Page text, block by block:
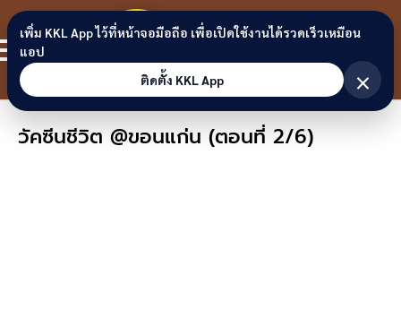
Skip to content
ขอนแก่น
ลิงก์
วัคซีนชีวิต @ขอนแก่น (ตอนที่ 2/6)
เพิ่ม KKL App ไว้ที่หน้าจอมือถือ เพื่อเปิดใช้งานได้รวดเร็วเหมือน
แอป
ติดตั้ง KKL App
×